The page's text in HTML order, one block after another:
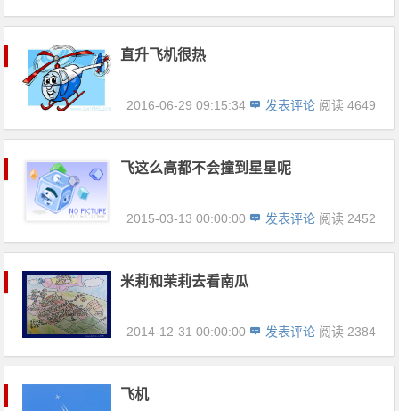
直升飞机很热
2016-06-29 09:15:34 发表评论 阅读 4649
飞这么高都不会撞到星星呢
2015-03-13 00:00:00 发表评论 阅读 2452
米莉和茉莉去看南瓜
2014-12-31 00:00:00 发表评论 阅读 2384
飞机